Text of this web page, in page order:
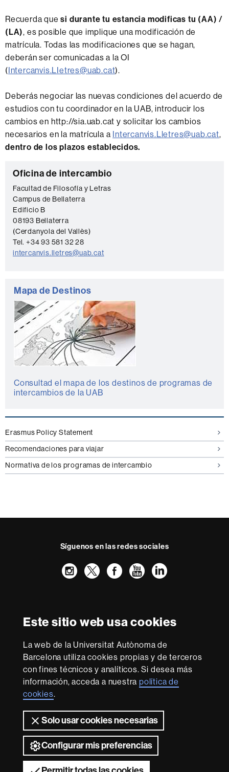
Este sitio web usa cookies
La web de la Universitat Autònoma de
Barcelona utiliza cookies propias y de terceros
con fines técnicos y analíticos. Si desea más
información, acceda a nuestrapolítica de
cookies.
Solo usar cookies necesarias
Configurar mis preferencias
Recuerda quesi durante tu estancia modificas tu (AA) /
(LA), es posible que implique una modificación de
matrícula. Todas las modificaciones que se hagan,
deberán ser comunicadas a la OI
(Intercanvis.LIetres@uab.cat).
Deberás negociar las nuevas condiciones del acuerdo de
estudios con tu coordinador en la UAB, introducir los
cambios en http://sia.uab.cat y solicitar los cambios
necesarios en la matrícula a Intercanvis.Lletres@uab.cat,
dentro de los plazos establecidos.
Información
complementaria
C
o
n
t
a
c
Oficina de intercambio
Facultad de Filosofía y Letras
Campus de Bellaterra
Edificio B
08193 Bellaterra
(Cerdanyola del Vallès)
Tel. +34 93 581 32 28
intercanvis.lletres@uab.cat
Mapa de Destinos
Consultad el mapa de los destinos de programas de
intercambios de la UAB
Erasmus Policy Statement
Recomendaciones para viajar
Normativa de los programas de intercambio
Síguenos en las redes sociales
Instagram
TwitterFacebook
Youtube
LinkedIn
Excellence
Research
-
Euraxess
Con la financiación de
Sobre
esta
web Aviso legal Protección de datos
web Accesibilidad web Mapa del web UAB
2026 Universitat Autònoma de Barcelona